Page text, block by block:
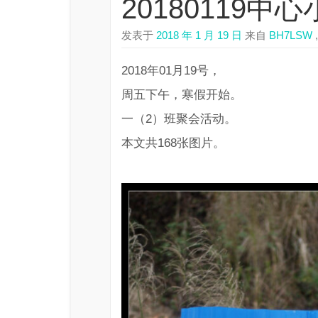
20180119中心
发表于 2018 年 1 月 19 日 来自 BH7LSW
2018年01月19号，
周五下午，寒假开始。
一（2）班聚会活动。
本文共168张图片。